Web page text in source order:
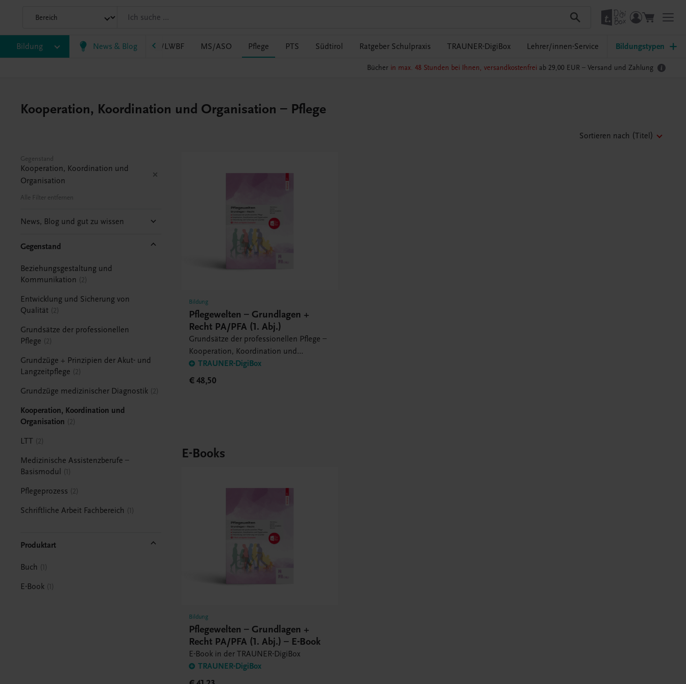
Bildung News & Blog
HLT/Kolleg HLW HTL/FS LW/LWBF MS/ASO Pflege PTS Südtirol Ratgeber Schulpraxis TRAUNER-DigiBox Lehrer/innen-Service Bildungstypen
Bücher in max. 48 Stunden bei Ihnen, versandkostenfrei ab 29,00 EUR – Versand und Zahlung
Kooperation, Koordination und Organisation – Pflege
Sortieren nach (Titel)
Gegenstand
Kooperation, Koordination und
Organisation
Alle Filter entfernen
News, Blog und gut zu wissen
Gegenstand
Beziehungsgestaltung und
Kommunikation
2
Entwicklung und Sicherung von
Qualität 2
Grundsätze der professionellen
Pflege
2
Grundzüge + Prinzipien der Akut- und
Langzeitpflege
2
Grundzüge medizinischer Diagnostik 2
Kooperation, Koordination und
Organisation
2
LTT 2
Medizinische Assistenzberufe –
Basismodul
1
Pflegeprozess 2
Schriftliche Arbeit Fachbereich 1
Produktart
Buch 1
E-Book 1
Bildung
Pflegewelten – Grundlagen +
Recht PA/PFA (1. Abj.)
Grundsätze der professionellen Pflege –
Kooperation, Koordination und
Organisation – Entwicklung und
Sicherung von Qualität
TRAUNER-DigiBox
€ 48,50
E-Books
Bildung
Pflegewelten – Grundlagen +
Recht PA/PFA (1. Abj.) – E-Book
E-Book in der TRAUNER-DigiBox
TRAUNER-DigiBox